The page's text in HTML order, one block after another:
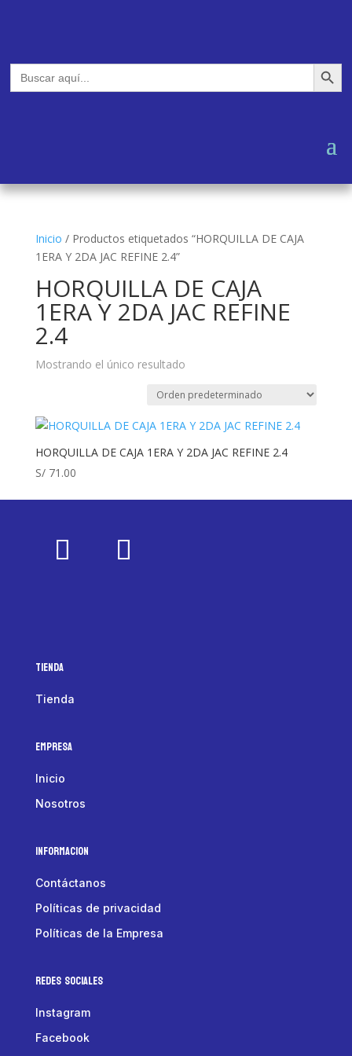
Buscar: Botón de
Inicio / Productos etiquetados “HORQUILLA DE CAJA
1ERA Y 2DA JAC REFINE 2.4”
HORQUILLA DE CAJA
1ERA Y 2DA JAC REFINE
2.4
Mostrando el único resultado
HORQUILLA DE CAJA 1ERA Y 2DA JAC REFINE 2.4
S/71.00
Tienda
Tienda
Empresa
Inicio
Nosotros
Informacion
Contáctanos
Políticas de privacidad
Políticas de la Empresa
Redes Sociales
Instagram
Facebook